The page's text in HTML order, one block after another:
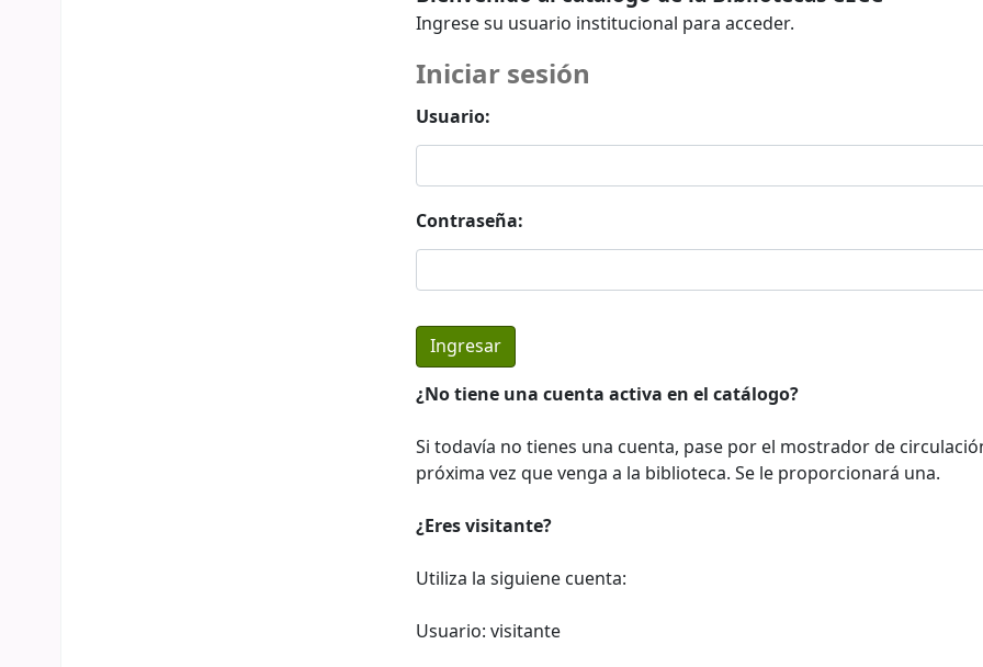
Ingrese su usuario institucional para acceder.
Iniciar sesión
Usuario:
Contraseña:
¿No tiene una cuenta activa en el catálogo?
Si todavía no tienes una cuenta, pase por el mostrador de
próxima vez que venga a la biblioteca. Se le proporcionará una.
¿Eres visitante?
Utiliza la siguiene cuenta:
Usuario: visitante